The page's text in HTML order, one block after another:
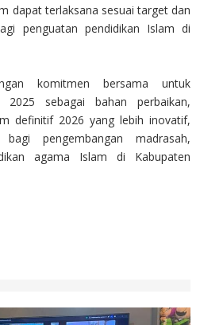
dapat terlaksana sesuai target dan
penguatan pendidikan Islam di
komitmen bersama untuk
2025 sebagai bahan perbaikan,
definitif 2026 yang lebih inovatif,
pengembangan madrasah,
agama Islam di Kabupaten